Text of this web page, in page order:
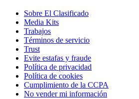
Sobre El Clasificado
Media Kits
Trabajos
Términos de servicio
Trust
Evite estafas y fraude
Política de privacidad
Política de cookies
Cumplimiento de la CCPA
No vender mi información